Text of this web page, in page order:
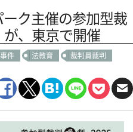
ク主催の参加型裁
、東京で開催
件 法教育 裁判員裁判